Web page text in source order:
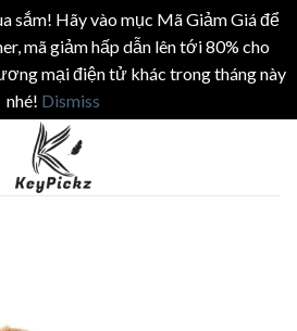
sắm! Hãy vào mục Mã Giảm Giá để
mã giảm hấp dẫn lên tới 80% cho
mại điện tử khác trong tháng này
nhé! Dismiss